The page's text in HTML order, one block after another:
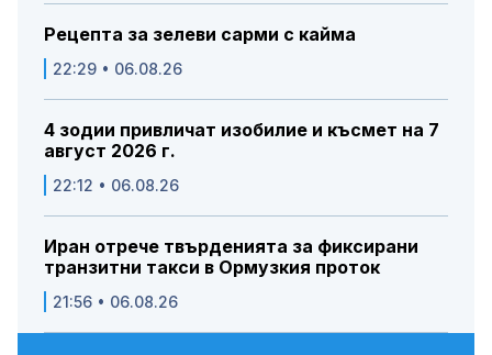
Рецепта за зелеви сарми с кайма
22:29 • 06.08.26
4 зодии привличат изобилие и късмет на 7
август 2026 г.
22:12 • 06.08.26
Иран отрече твърденията за фиксирани
транзитни такси в Ормузкия проток
21:56 • 06.08.26